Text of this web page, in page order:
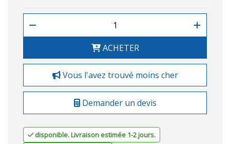
ACHETER
Vous l'avez trouvé moins cher
Demander un devis
disponible. Livraison estimée 1-2 jours.